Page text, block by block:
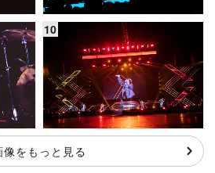
像をもっと見る